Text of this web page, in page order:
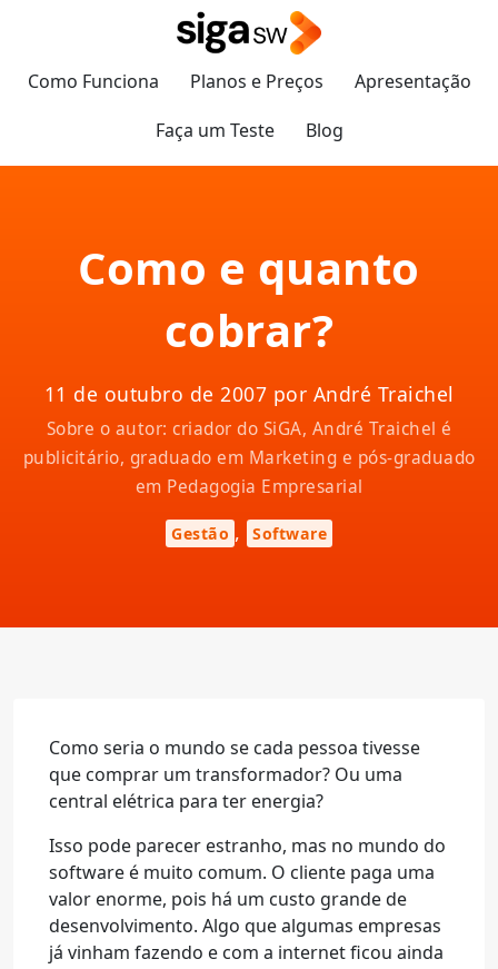
Como Funciona Planos e Preços
Apresentação
Faça um Teste
Blog
Como e quanto
cobrar?
11 de outubro de 2007 por André Traichel
Sobre o autor: criador do SiGA, André Traichel é
publicitário, graduado em Marketing e pós-graduado
em Pedagogia Empresarial
Gestão , Software
Como seria o mundo se cada pessoa tivesse
que comprar um transformador? Ou uma
central elétrica para ter energia?
Isso pode parecer estranho, mas no mundo do
software é muito comum. O cliente paga uma
valor enorme, pois há um custo grande de
desenvolvimento. Algo que algumas empresas
já vinham fazendo e com a internet ficou ainda